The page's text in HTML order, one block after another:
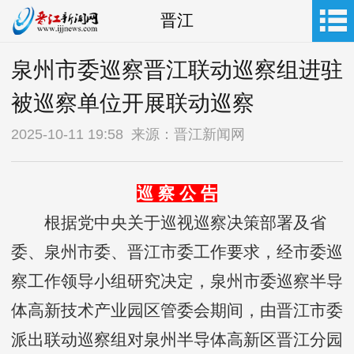
晋江
泉州市委巡察晋江联动巡察组进驻
被巡察单位开展联动巡察
2025-10-11 19:58 来源：晋江新闻网
巡 察 公 告
根据党中央关于巡视巡察决策部署及省
委、泉州市委、晋江市委工作要求，经市委巡
察工作领导小组研究决定，泉州市委巡察半导
体高新技术产业园区管委会期间，由晋江市委
派出联动巡察组对泉州半导体高新区晋江分园